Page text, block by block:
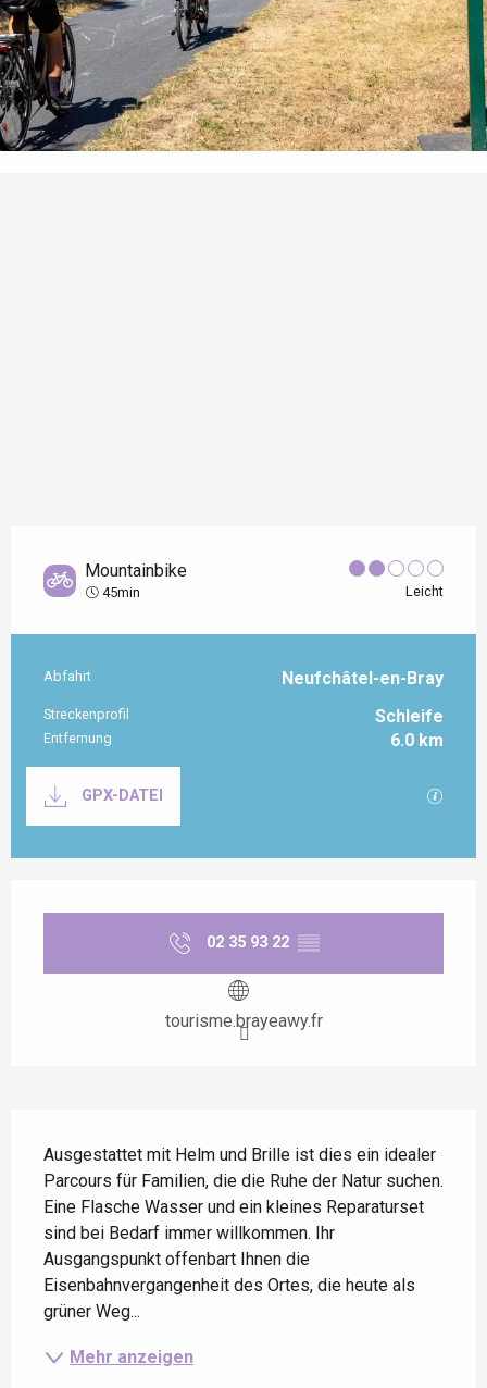
Mountainbike
45min Leicht
Praktische Informationen
Abfahrt Neufchâtel-en-Bray
Streckenprofil Schleife
Entfernung 6.0 km
GPX-DATEI Mit
02 35 93 22 ▒▒
tourisme.brayeawy.fr
Ausgestattet mit Helm und Brille ist dies ein idealer
Parcours für Familien, die die Ruhe der Natur suchen.
Eine Flasche Wasser und ein kleines Reparaturset
sind bei Bedarf immer willkommen. Ihr
Ausgangspunkt offenbart Ihnen die
Eisenbahnvergangenheit des Ortes, die heute als
grüner Weg...
Mehr anzeigen